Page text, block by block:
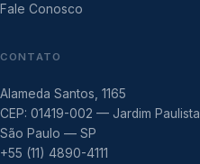
Fale Conosco
CONTATO
Alameda Santos, 1165
CEP: 01419-002 — Jardim Paulista
São Paulo — SP
+55 (11) 4890-4111